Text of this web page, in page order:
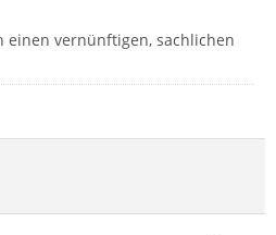
einen vernünftigen, sachlichen